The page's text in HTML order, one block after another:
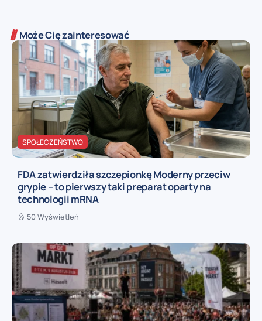
Może Cię zainteresować
SPOŁECZEŃSTWO
FDA zatwierdziła szczepionkę Moderny przeciw
grypie – to pierwszy taki preparat oparty na
technologii mRNA
50 Wyświetleń